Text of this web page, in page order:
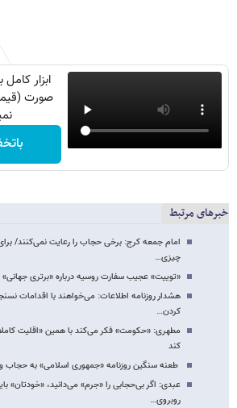
ابزار
صورت
خبرهای مرتبط
امام جمعه کرج: برخی حجاب را رعایت نمی‌کنند/
چیزی…
«توییت» عجیب سفارت روسیه درباره «برتری
هشدار روزنامه اطلاعات: می‌خواهند با اقدامات
کردن…
مطهری: «حکومت» فکر می‌کند با همین «اقلیت
کند
طعنه سنگین روزنامه «جمهوری اسلامی» به
عبدی: اگر بی‌حجابی را «جرم» می‌دانید، «خودتان»
روبروی…